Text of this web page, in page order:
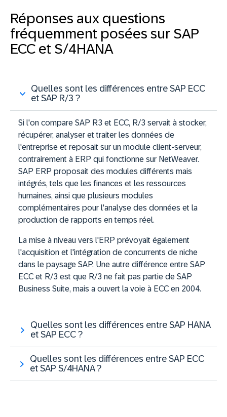
Réponses aux questions
fréquemment posées sur SAP
ECC et S/4HANA
Quelles sont les différences entre SAP ECC
et SAP R/3 ?
Si l'on compare SAP R3 et ECC, R/3 servait à stocker,
récupérer, analyser et traiter les données de
l'entreprise et reposait sur un module client-serveur,
contrairement à ERP qui fonctionne sur NetWeaver.
SAP ERP proposait des modules différents mais
intégrés, tels que les finances et les ressources
humaines, ainsi que plusieurs modules
complémentaires pour l'analyse des données et la
production de rapports en temps réel.
La mise à niveau vers l'ERP prévoyait également
l'acquisition et l'intégration de concurrents de niche
dans le paysage SAP. Une autre différence entre SAP
ECC et R/3 est que R/3 ne fait pas partie de SAP
Business Suite, mais a ouvert la voie à ECC en 2004.
Quelles sont les différences entre SAP HANA
et SAP ECC ?
Quelles sont les différences entre SAP ECC
et SAP S/4HANA ?